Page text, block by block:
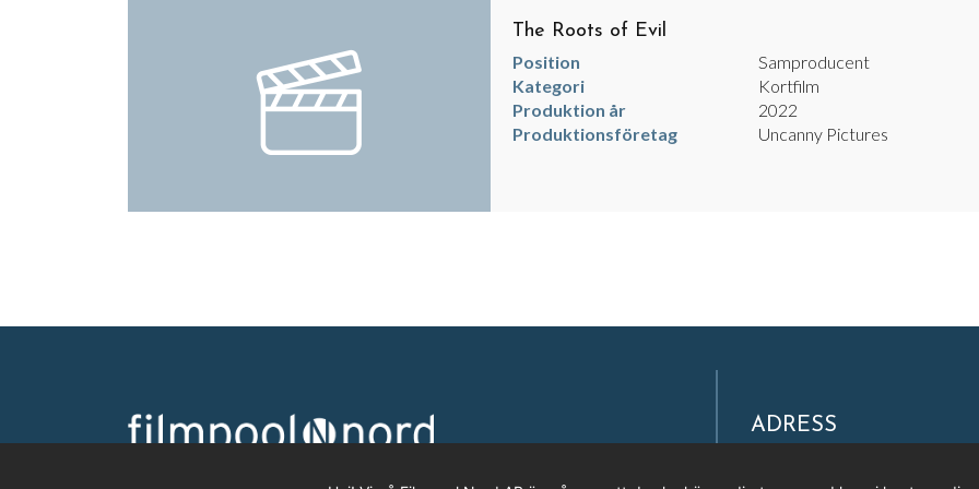
The Roots of Evil
Position
Samproducent
Kategori
Kortfilm
Produktion år
2022
Produktionsföretag
Uncanny Pictures
ADRESS
Västra Varvsgatan 3,